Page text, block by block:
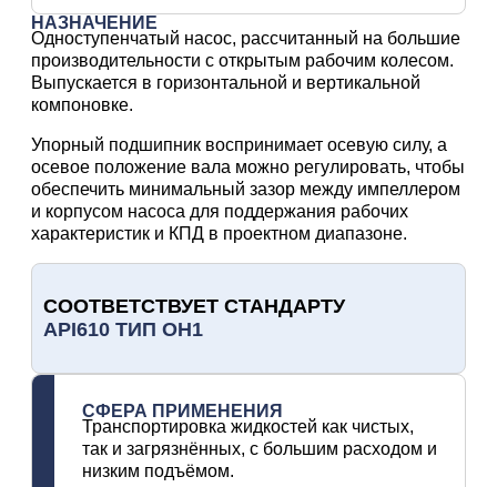
НАЗНАЧЕНИЕ
Одноступенчатый насос, рассчитанный на большие
производительности с открытым рабочим колесом.
Выпускается в горизонтальной и вертикальной
компоновке.
Упорный подшипник воспринимает осевую силу, а
осевое положение вала можно регулировать, чтобы
обеспечить минимальный зазор между импеллером
и корпусом насоса для поддержания рабочих
характеристик и КПД в проектном диапазоне.
СООТВЕТСТВУЕТ СТАНДАРТУ
API610 ТИП OH1
СФЕРА ПРИМЕНЕНИЯ
Транспортировка жидкостей как чистых,
так и загрязнённых, с большим расходом и
низким подъёмом.